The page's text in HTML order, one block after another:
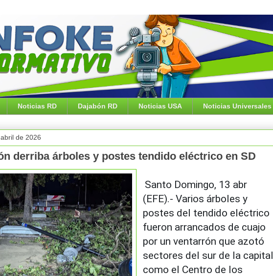
Noticias RD Dajabón RD Noticias USA Noticias Universales
de 2026
derriba árboles y postes tendido eléctrico en SD
Santo Domingo, 13 abr
(EFE).- Varios árboles y
postes del tendido eléctrico
fueron arrancados de cuajo
por un ventarrón que azotó
sectores del sur de la capital
como el Centro de los